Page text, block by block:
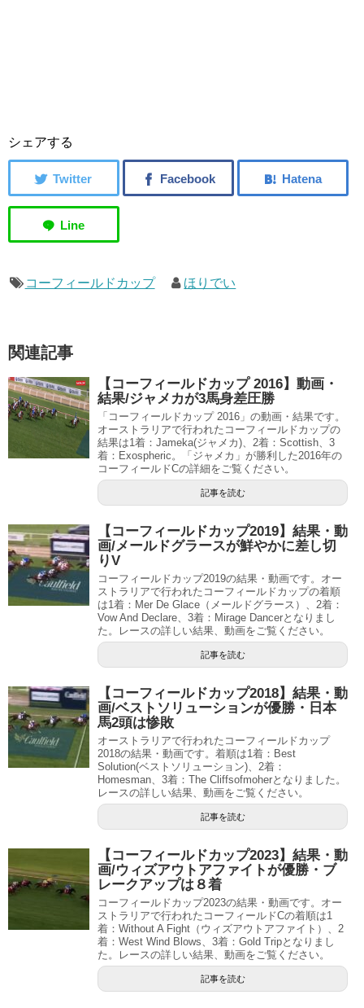
シェアする
コーフィールドカップ ほりでい
関連記事
【コーフィールドカップ 2016】動画・
結果/ジャメカが3馬身差圧勝
「コーフィールドカップ 2016」の動画・結果です。
オーストラリアで行われたコーフィールドカップの
結果は1着：Jameka(ジャメカ)、2着：Scottish、3
着：Exospheric。「ジャメカ」が勝利した2016年の
コーフィールドCの詳細をご覧ください。
記事を読む
【コーフィールドカップ2019】結果・動
画/メールドグラースが鮮やかに差し切
りV
コーフィールドカップ2019の結果・動画です。オー
ストラリアで行われたコーフィールドカップの着順
は1着：Mer De Glace（メールドグラース）、2着：
Vow And Declare、3着：Mirage Dancerとなりまし
た。レースの詳しい結果、動画をご覧ください。
記事を読む
【コーフィールドカップ2018】結果・動
画/ベストソリューションが優勝・日本
馬2頭は惨敗
オーストラリアで行われたコーフィールドカップ
2018の結果・動画です。着順は1着：Best
Solution(ベストソリューション)、2着：
Homesman、3着：The Cliffsofmoherとなりました。
レースの詳しい結果、動画をご覧ください。
記事を読む
【コーフィールドカップ2023】結果・動
画/ウィズアウトアファイトが優勝・ブ
レークアップは８着
コーフィールドカップ2023の結果・動画です。オー
ストラリアで行われたコーフィールドCの着順は1
着：Without A Fight（ウィズアウトアファイト）、2
着：West Wind Blows、3着：Gold Tripとなりまし
た。レースの詳しい結果、動画をご覧ください。
記事を読む